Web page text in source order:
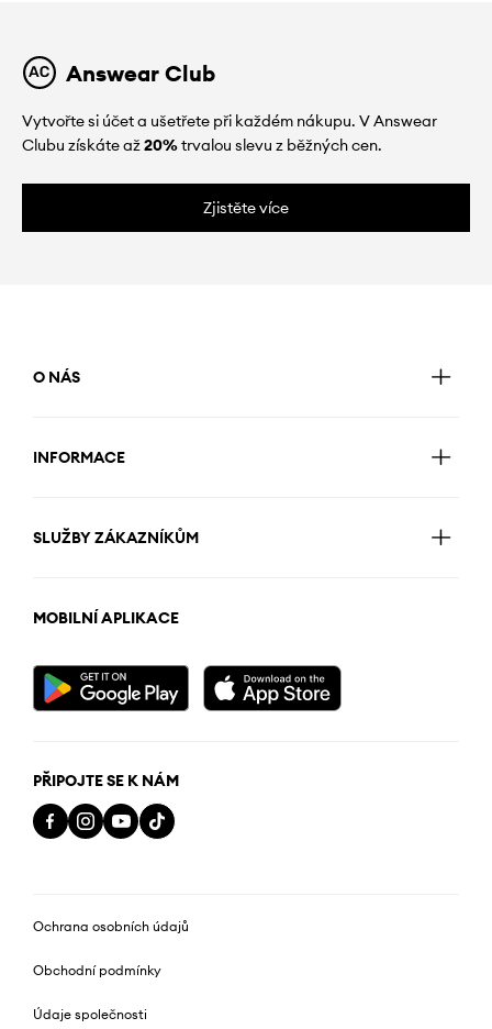
Answear Club
Vytvořte si účet a ušetřete při každém nákupu. V Answear
Clubu získáte až20%trvalou slevu z běžných cen.
Zjistěte více
O NÁS
INFORMACE
SLUŽBY ZÁKAZNÍKŮM
MOBILNÍ APLIKACE
PŘIPOJTE SE K NÁM
Ochrana osobních údajů
Obchodní podmínky
Údaje společnosti